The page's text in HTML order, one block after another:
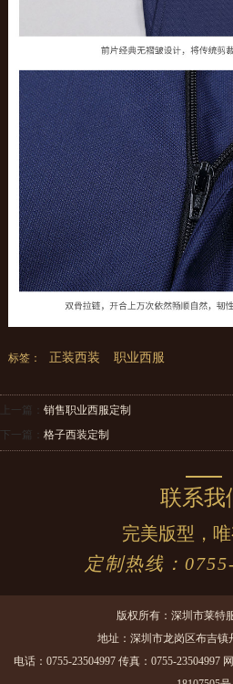
标签： 正装西装 职业西服
上一篇： 销售职业西服定制
下一篇： 格子西装定制
联系我
完美版型，唯
定制热线：
版权所有：深圳市莱特
地址：深圳市龙岗区布吉镇
电话：0755-23504997 传真：0755-23504997